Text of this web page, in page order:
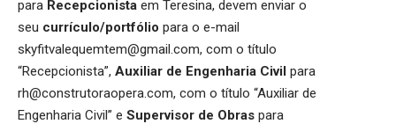
para Recepcionista em Teresina, devem enviar o
seu currículo/portfólio para o e-mail
skyfitvalequemtem@gmail.com, com o título
“Recepcionista”, Auxiliar de Engenharia Civil para
rh@construtoraopera.com, com o título “Auxiliar de
Engenharia Civil” e Supervisor de Obras para